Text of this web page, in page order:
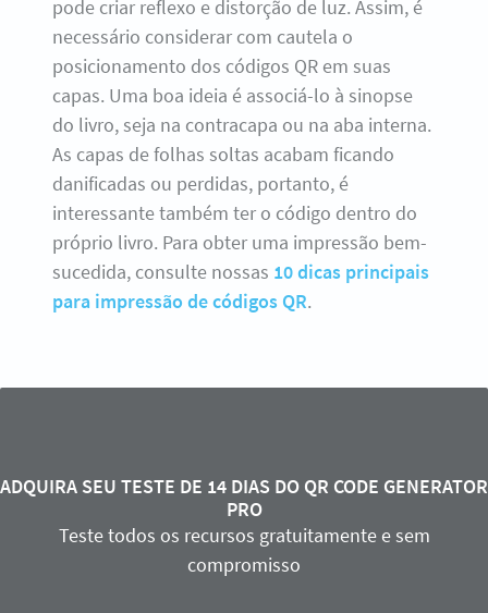
pode criar reflexo e distorção de luz. Assim, é
necessário considerar com cautela o
posicionamento dos códigos QR em suas
capas. Uma boa ideia é associá-lo à sinopse
do livro, seja na contracapa ou na aba interna.
As capas de folhas soltas acabam ficando
danificadas ou perdidas, portanto, é
interessante também ter o código dentro do
próprio livro. Para obter uma impressão bem-
sucedida, consulte nossas 10 dicas principais
para impressão de códigos QR.
ADQUIRA SEU TESTE DE 14 DIAS DO QR CODE GENERATOR
PRO
Teste todos os recursos gratuitamente e sem
compromisso